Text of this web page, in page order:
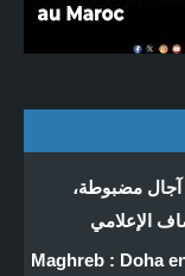
خارطة الطريق للانتخابات المغربية 2026 آجال مضبوطة،
الإعلامي
Maghreb : Doha